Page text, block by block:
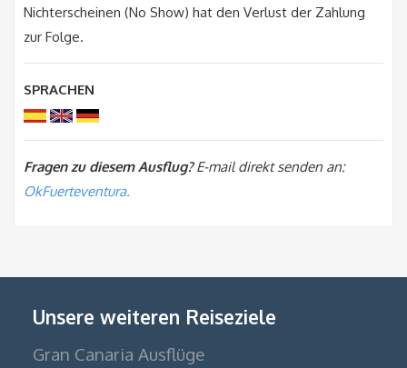
Nichterscheinen (No Show) hat den Verlust der Zahlung
zur Folge.
SPRACHEN
Fragen zu diesem Ausflug?E-mail direkt senden an:
OkFuerteventura.
Unsere weiteren Reiseziele
Gran Canaria Ausflüge